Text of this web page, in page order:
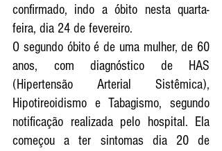
confirmado, indo a óbito nesta quarta-
feira, dia 24 de fevereiro.
O segundo óbito é de uma mulher, de 60
anos, com diagnóstico de HAS
(Hipertensão Arterial Sistêmica),
Hipotireoidismo e Tabagismo, segundo
notificação realizada pelo hospital. Ela
começou a ter sintomas dia 20 de